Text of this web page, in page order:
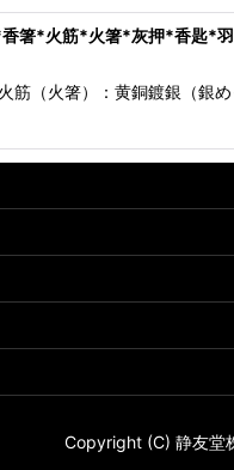
*火筋*火箸*灰押*香匙*
箸）：黄銅鍍銀（銀
Copyright (C) 静友堂